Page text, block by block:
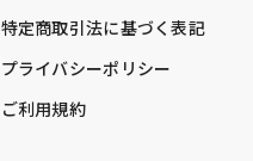
特定商取引法に基づく表記
プライバシーポリシー
ご利用規約